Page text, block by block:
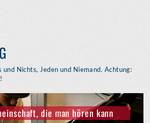
und Nichts, Jeden und Niemand. Achtung:
die man hören kann